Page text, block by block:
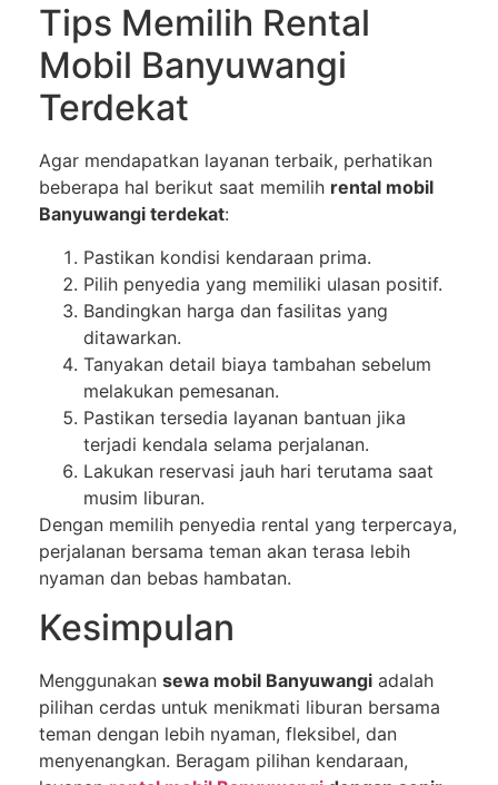
Tips Memilih Rental
Mobil Banyuwangi
Terdekat
Agar mendapatkan layanan terbaik, perhatikan
beberapa hal berikut saat memilih rental mobil
Banyuwangi terdekat:
Pastikan kondisi kendaraan prima.
Pilih penyedia yang memiliki ulasan positif.
Bandingkan harga dan fasilitas yang
ditawarkan.
Tanyakan detail biaya tambahan sebelum
melakukan pemesanan.
Pastikan tersedia layanan bantuan jika
terjadi kendala selama perjalanan.
Lakukan reservasi jauh hari terutama saat
musim liburan.
Dengan memilih penyedia rental yang terpercaya,
perjalanan bersama teman akan terasa lebih
nyaman dan bebas hambatan.
Kesimpulan
Menggunakan sewa mobil Banyuwangi adalah
pilihan cerdas untuk menikmati liburan bersama
teman dengan lebih nyaman, fleksibel, dan
menyenangkan. Beragam pilihan kendaraan,